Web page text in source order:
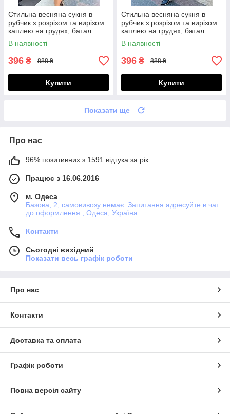
Стильна весняна сукня в
рубчик з розрізом та вирізом
каплею на грудях, батал
великі розміри
В наявності
396 ₴ 888 ₴
Купити
Стильна весняна сукня в
рубчик з розрізом та вирізом
каплею на грудях, батал
великі розміри
В наявності
396 ₴ 888 ₴
Купити
Показати ще
Про нас
96% позитивних з 1591 відгука за рік
Працює з 16.06.2016
м. Одеса
Базова, 2, самовивозу немає. Запитання адресуйте в чат
до оформлення., Одеса, Україна
Контакти
Сьогодні вихідний
Показати весь графік роботи
Про нас
Контакти
Доставка та оплата
Графік роботи
Повна версія сайту